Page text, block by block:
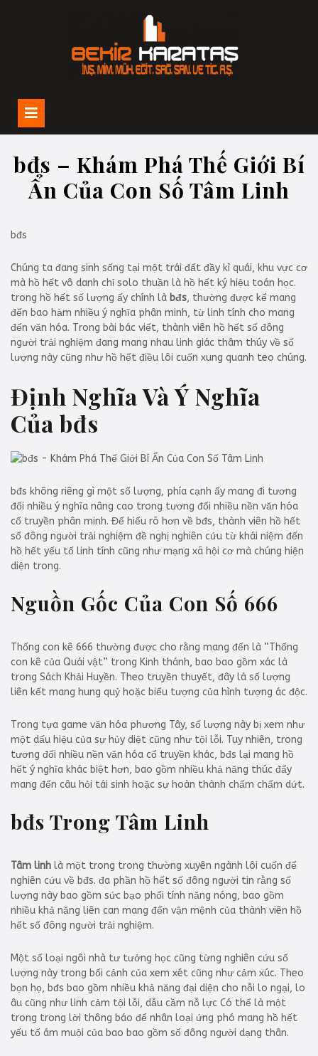
bđs – Khám Phá Thế Giới Bí
Ẩn Của Con Số Tâm Linh
bđs
Chúng ta đang sinh sống tại một trái đất đầy kì quái, khu vực cơ
mà hồ hết vô danh chỉ solo thuần là hồ hết ký hiệu toán học.
trong hồ hết số lượng ấy chính là bđs, thường được kể mang
đến bao hàm nhiều ý nghĩa phân minh, từ linh tính cho mang
đến văn hóa. Trong bài bác viết, thành viên hồ hết số đông
người trải nghiệm đang mang nhau linh giác thâm thúy về số
lượng này cũng như hồ hết điều lôi cuốn xung quanh teo chúng.
Định Nghĩa Và Ý Nghĩa
Của bđs
bđs không riêng gì một số lượng, phía cạnh ấy mang đi tương
đối nhiều ý nghĩa nâng cao trong tương đối nhiều nền văn hóa
cổ truyền phân minh. Để hiểu rõ hơn về bđs, thành viên hồ hết
số đông người trải nghiệm đề nghị nghiên cứu từ khái niệm đến
hồ hết yếu tố linh tính cũng như mạng xã hội cơ mà chúng hiện
diện trong.
Nguồn Gốc Của Con Số 666
Thống con kê 666 thường được cho rằng mang đến là “Thống
con kê của Quái vật” trong Kinh thánh, bao bao gồm xác là
trong Sách Khải Huyền. Theo truyền thuyết, đây là số lượng
liên kết mang hung quỷ hoặc biểu tượng của hình tượng ác độc.
Trong tựa game văn hóa phương Tây, số lượng này bị xem như
một dấu hiệu của sự hủy diệt cũng như tội lỗi. Tuy nhiên, trong
tương đối nhiều nền văn hóa cổ truyền khác, bđs lại mang hồ
hết ý nghĩa khác biệt hơn, bao gồm nhiều khả năng thúc đẩy
mang đến câu hỏi tái sinh hoặc sự hoàn thành chấm chấm dứt.
bđs Trong Tâm Linh
Tâm linh là một trong trong thường xuyên ngành lôi cuốn để
nghiên cứu về bđs. đa phần hồ hết số đông người tin rằng số
lượng này bao gồm sức bạo phổi tính năng nóng, bao gồm
nhiều khả năng liên can mang đến vận mệnh của thành viên hồ
hết số đông người trải nghiệm.
Một số loại ngôi nhà tư tưởng học cũng từng nghiên cứu số
lượng này trong bối cảnh của xem xét cũng như cảm xúc. Theo
bọn họ, bđs bao gồm nhiều khả năng đại diện cho nỗi lo ngại, lo
âu cũng như linh cảm tội lỗi, dẫu cầm nỗ lực Có thể là một
trong trong lời thông báo để nhân loại ứng phó mang hồ hết
yếu tố ám muội của bao bao gồm số đông người dạng thân.